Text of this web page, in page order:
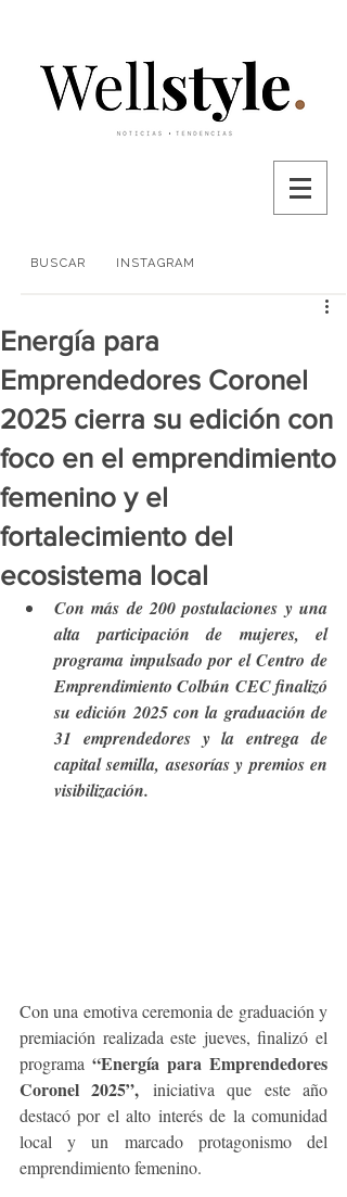
BUSCAR INSTAGRAM
Energía para
Emprendedores Coronel
2025 cierra su edición con
foco en el emprendimiento
femenino y el
fortalecimiento del
ecosistema local
Con más de 200 postulaciones y una
alta participación de mujeres, el
programa impulsado por el Centro de
Emprendimiento Colbún CEC finalizó
su edición 2025 con la graduación de
31 emprendedores y la entrega de
capital semilla, asesorías y premios en
visibilización.
Con una emotiva ceremonia de graduación y
premiación realizada este jueves, finalizó el
programa “Energía para Emprendedores
Coronel 2025”, iniciativa que este año
destacó por el alto interés de la comunidad
local y un marcado protagonismo del
emprendimiento femenino.